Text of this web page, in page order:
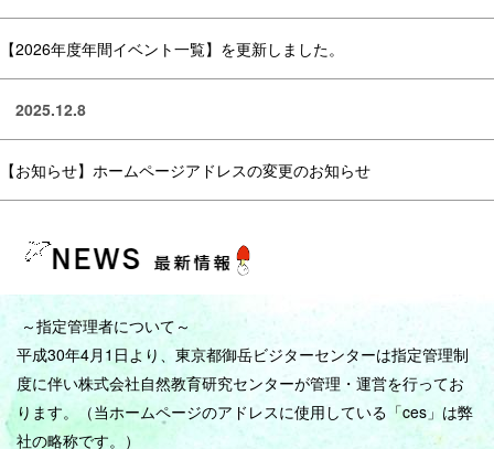
【2026年度年間イベント一覧】を更新しました。
2025.12.8
【お知らせ】ホームページアドレスの変更のお知らせ
～指定管理者について～
平成30年4月1日より、東京都御岳ビジターセンターは指定管理制
度に伴い株式会社自然教育研究センターが管理・運営を行ってお
ります。（当ホームページのアドレスに使用している「ces」は弊
社の略称です。）